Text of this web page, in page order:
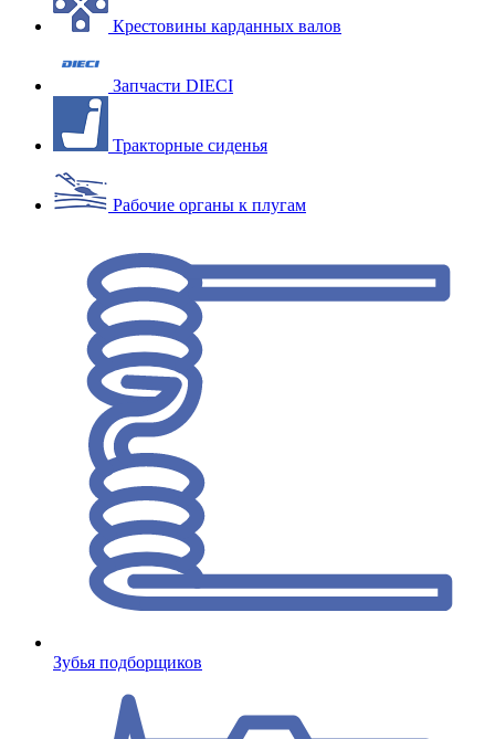
Крестовины карданных валов
Запчасти DIECI
Тракторные сиденья
Рабочие органы к плугам
Зубья подборщиков